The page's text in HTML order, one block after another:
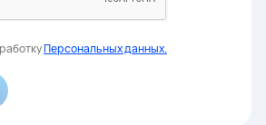
Персональных данных.